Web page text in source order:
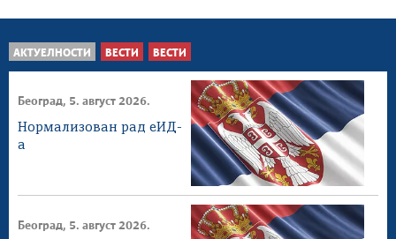
АКТУЕЛНОСТИ ВЕСТИ ВЕСТИ
Београд, 5. август 2026.
Нормализован рад еИД-
а
Београд, 5. август 2026.